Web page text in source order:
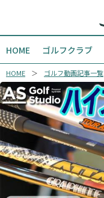
HOME ゴルフクラブ
HOME ゴルフ動画記事一覧